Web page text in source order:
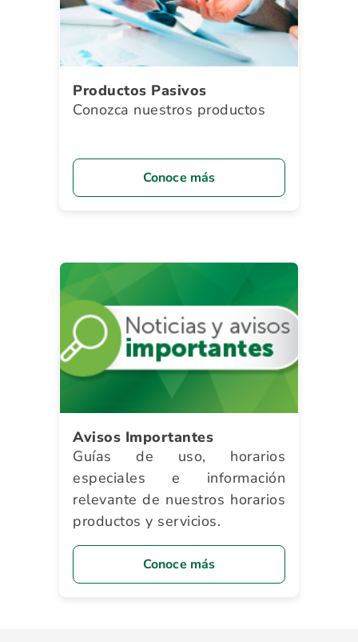
Productos Pasivos
Conozca nuestros productos
Conoce más
Avisos Importantes
Guías de uso, horarios
especiales e información
relevante de nuestros horarios
productos y servicios.
Conoce más